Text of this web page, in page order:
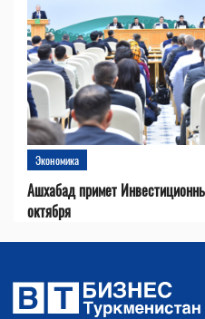
Экономика
Ашхабад примет
октября